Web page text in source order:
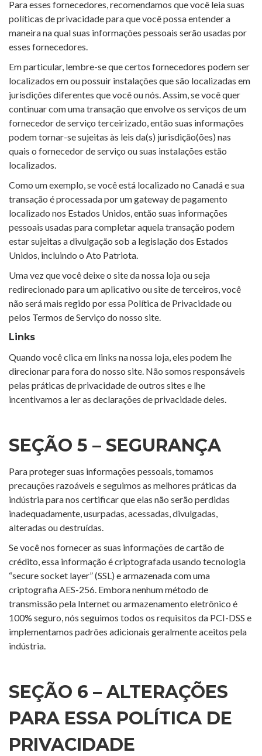
Para esses fornecedores, recomendamos que você leia suas
políticas de privacidade para que você possa entender a
maneira na qual suas informações pessoais serão usadas por
esses fornecedores.
Em particular, lembre-se que certos fornecedores podem ser
localizados em ou possuir instalações que são localizadas em
jurisdições diferentes que você ou nós. Assim, se você quer
continuar com uma transação que envolve os serviços de um
fornecedor de serviço terceirizado, então suas informações
podem tornar-se sujeitas às leis da(s) jurisdição(ões) nas
quais o fornecedor de serviço ou suas instalações estão
localizados.
Como um exemplo, se você está localizado no Canadá e sua
transação é processada por um gateway de pagamento
localizado nos Estados Unidos, então suas informações
pessoais usadas para completar aquela transação podem
estar sujeitas a divulgação sob a legislação dos Estados
Unidos, incluindo o Ato Patriota.
Uma vez que você deixe o site da nossa loja ou seja
redirecionado para um aplicativo ou site de terceiros, você
não será mais regido por essa Política de Privacidade ou
pelos Termos de Serviço do nosso site.
Links
Quando você clica em links na nossa loja, eles podem lhe
direcionar para fora do nosso site. Não somos responsáveis
pelas práticas de privacidade de outros sites e lhe
incentivamos a ler as declarações de privacidade deles.
SEÇÃO 5 – SEGURANÇA
Para proteger suas informações pessoais, tomamos
precauções razoáveis e seguimos as melhores práticas da
indústria para nos certificar que elas não serão perdidas
inadequadamente, usurpadas, acessadas, divulgadas,
alteradas ou destruídas.
Se você nos fornecer as suas informações de cartão de
crédito, essa informação é criptografada usando tecnologia
“secure socket layer” (SSL) e armazenada com uma
criptografia AES-256. Embora nenhum método de
transmissão pela Internet ou armazenamento eletrônico é
100% seguro, nós seguimos todos os requisitos da PCI-DSS e
implementamos padrões adicionais geralmente aceitos pela
indústria.
SEÇÃO 6 – ALTERAÇÕES
PARA ESSA POLÍTICA DE
PRIVACIDADE